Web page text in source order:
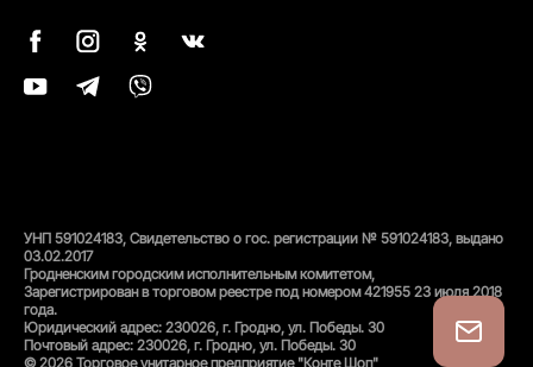
УНП 591024183, Свидетельство о гос. регистрации № 591024183, выдано
03.02.2017
Гродненским городским исполнительным комитетом,
Зарегистрирован в торговом реестре под номером 421955 23 июля 2018
года.
Юридический адрес: 230026, г. Гродно, ул. Победы. 30
Почтовый адрес: 230026, г. Гродно, ул. Победы. 30
© 2026 Торговое унитарное предприятие "Конте Шоп"